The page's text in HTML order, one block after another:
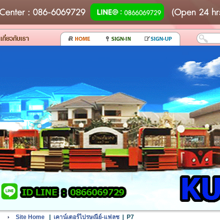
: 086-6069729 (Open 24
Site Home เคาน์เตอร์ไปรษณีย์-แฟลช P7